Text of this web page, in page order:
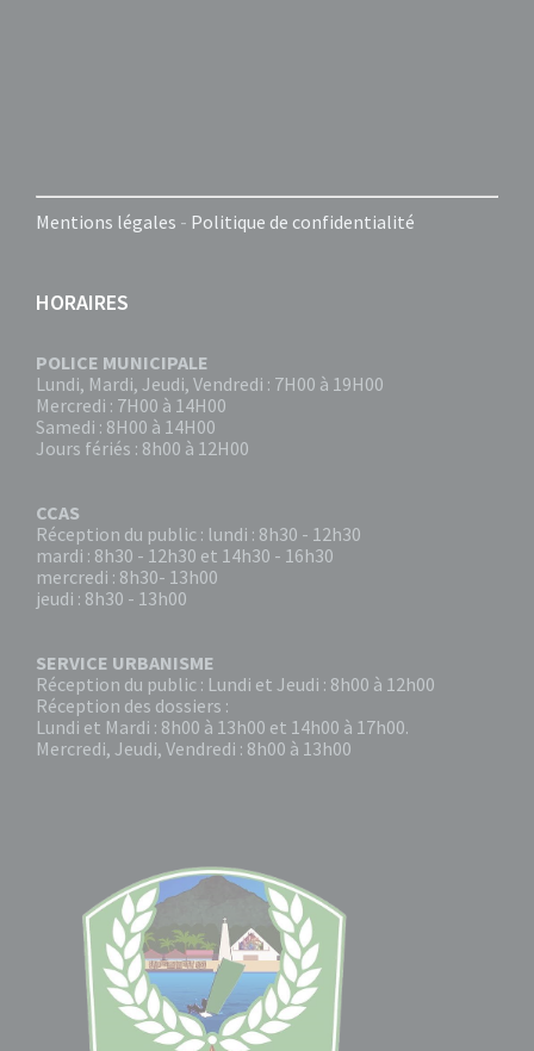
Mentions légales - Politique de confidentialité
HORAIRES
POLICE MUNICIPALE
Lundi, Mardi, Jeudi, Vendredi : 7H00 à 19H00
Mercredi : 7H00 à 14H00
Samedi : 8H00 à 14H00
Jours fériés : 8h00 à 12H00
CCAS
Réception du public : lundi : 8h30 - 12h30
mardi : 8h30 - 12h30 et 14h30 - 16h30
mercredi : 8h30- 13h00
jeudi : 8h30 - 13h00
SERVICE URBANISME
Réception du public : Lundi et Jeudi : 8h00 à 12h00
Réception des dossiers :
Lundi et Mardi : 8h00 à 13h00 et 14h00 à 17h00.
Mercredi, Jeudi, Vendredi : 8h00 à 13h00